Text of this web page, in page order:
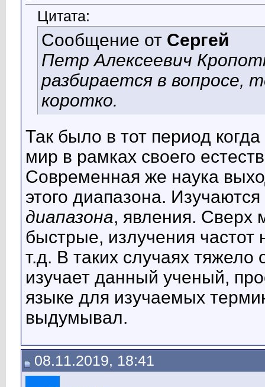
Цитата:
Сообщение от Сергей
Петр Алексеевич
разбирается в
коротко.
Так было в тот период
мир в рамках своего
Современная же наука
этого диапазона.
диапазона, явления. Сверх
быстрые, излучения
т.д. В таких случаях тяжело
изучает данный ученый,
языке для изучаемых
выдумывал.
08.11.2019, 18:41